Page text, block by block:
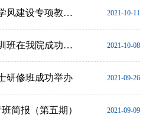
2021年度科研诚信与作风学风建设专项教育整治活动培训班顺利举办 2021-10-11
上海市科技系统新党员培训班在我院成功举办 2021-10-08
研修班成功举办 2021-09-26
简报（第五期） 2021-09-09